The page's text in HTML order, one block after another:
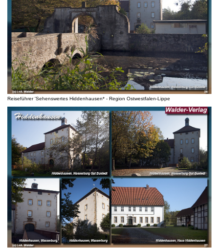
Reiseführer 'Sehenswertes Hiddenhausen* - Region Ostwestfalen-Lippe